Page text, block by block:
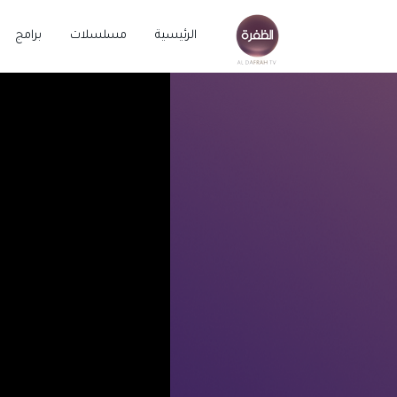
الرئيسية مسلسلات برامج